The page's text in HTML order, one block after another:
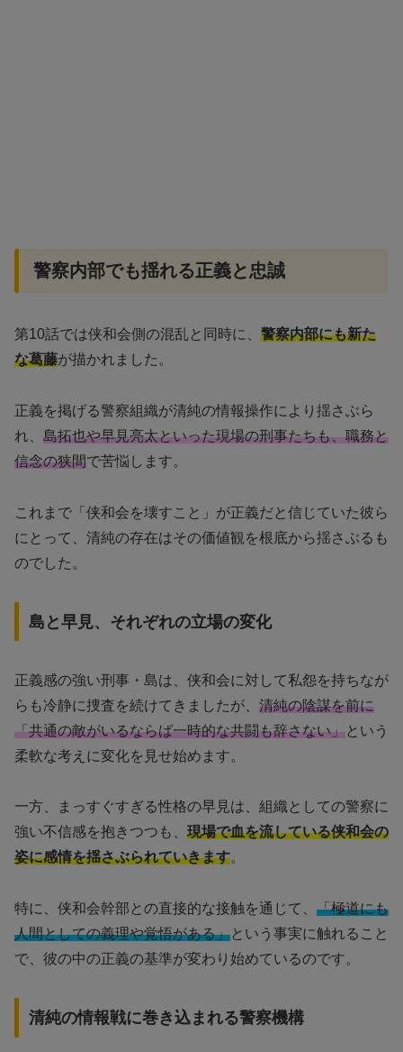
警察内部でも揺れる正義と忠誠
第10話では侠和会側の混乱と同時に、 警察内部にも新た
な葛藤が描かれました。
正義を掲げる警察組織が清純の情報操作により揺さぶら
れ、 島拓也や早見亮太といった現場の刑事たちも、職務と
信念の狭間で苦悩します。
これまで「侠和会を壊すこと」が正義だと信じていた彼ら
にとって、清純の存在はその価値観を根底から揺さぶるも
のでした。
島と早見、それぞれの立場の変化
正義感の強い刑事・島は、侠和会に対して私怨を持ちなが
らも冷静に捜査を続けてきましたが、 清純の陰謀を前に
「共通の敵がいるならば一時的な共闘も辞さない」という
柔軟な考えに変化を見せ始めます。
一方、まっすぐすぎる性格の早見は、組織としての警察に
強い不信感を抱きつつも、 現場で血を流している侠和会の
姿に感情を揺さぶられていきます。
特に、侠和会幹部との直接的な接触を通じて、 「極道にも
人間としての義理や覚悟がある」という事実に触れること
で、彼の中の正義の基準が変わり始めているのです。
清純の情報戦に巻き込まれる警察機構